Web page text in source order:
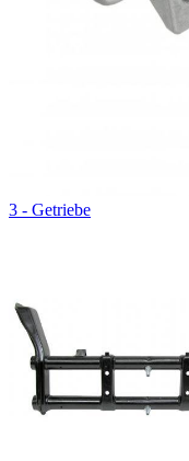
3 - Getriebe